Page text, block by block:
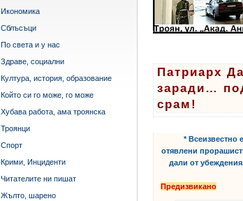
Икономика
Сблъсъци
По света и у нас
Здраве, социални
Култура, история, образование
Който си го може, го може
Хубава работа, ама троянска
Троянци
Спорт
Крими, Инциденти
Читателите ни пишат
Жълто, шарено
Патриарх
заради…
срам!
* Всеизвестно
отявлени
дали от
Предизвикано